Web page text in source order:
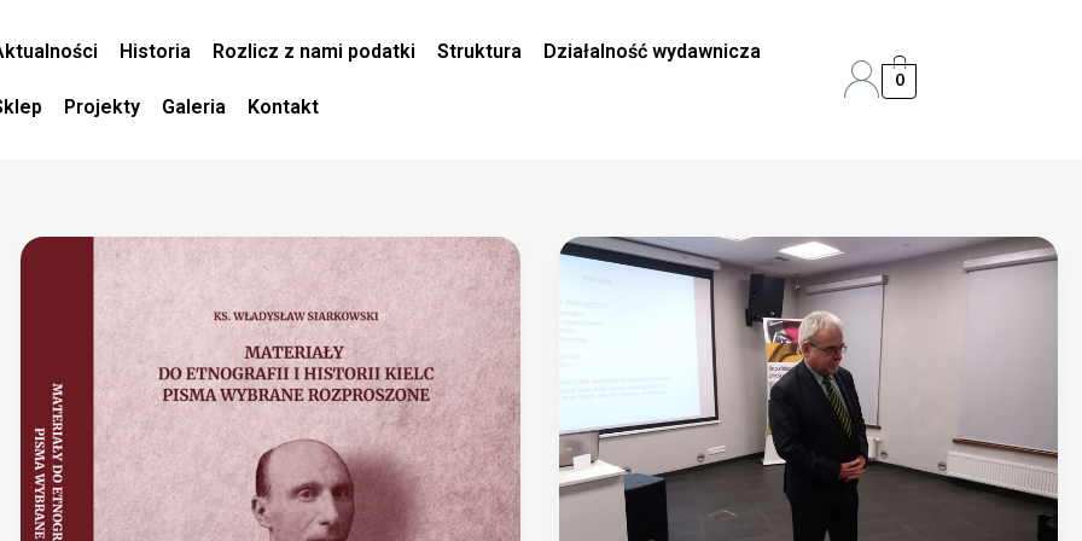
Historia Rozlicz z nami podatki Struktura Działalność wydawnicza
Projekty Galeria Kontakt
0